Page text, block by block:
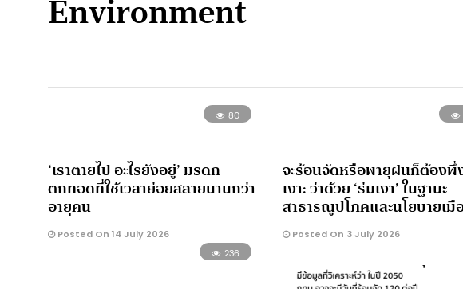
Environment
80
‘เราตายไป อะไรยังอยู่’ มรดก
ตกทอดที่ใช้เวลาย่อยสลายนานกว่า
อายุคน
Posted On 14 July 2026
จะร้อนจัดหรือพายุฝนก็ต้องพึ่
เงา: ว่าด้วย ‘ร่มเงา’ ในฐานะ
สาธารณูปโภคและนโยบายเมื
Posted On 3 July 2026
236